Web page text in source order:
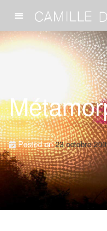
Posted on23 octobre